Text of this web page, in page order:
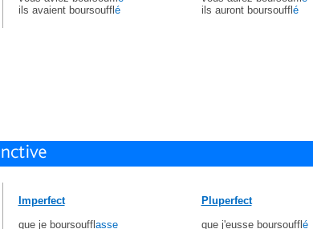
ils avaient boursouffl é
ils auront boursouffl é
Imperfect
que je boursouffl asse
Pluperfect
que j'eusse boursouffl é